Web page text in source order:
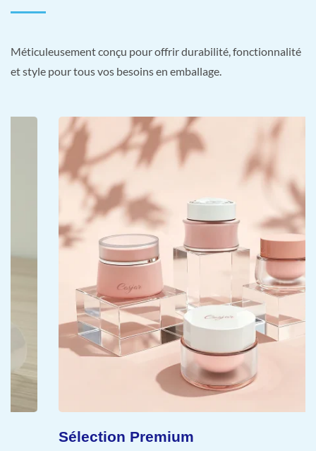
Méticuleusement conçu pour offrir durabilité, fonctionnalité
et style pour tous vos besoins en emballage.
Sélection Premium